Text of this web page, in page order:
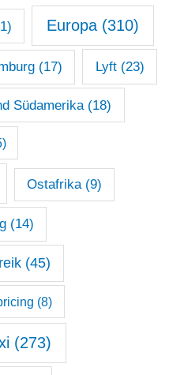
Europa (310)
(17) Lyft(23)
Südamerika (18)
Ostafrika(9)
(14)
(45)
(8)
(273)